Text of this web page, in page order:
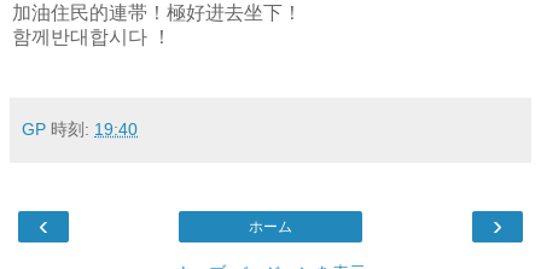
加油住民的連帯！極好进去坐下！
함께반대합시다 ！
GP 時刻: 19:40
‹ ›
ホーム